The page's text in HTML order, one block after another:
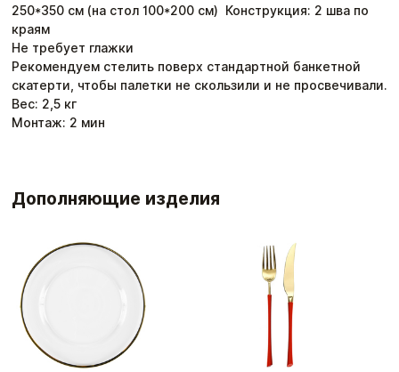
250*350 см (на стол 100*200 см) Конструкция: 2 шва по
краям
Не требует глажки
Рекомендуем стелить поверх стандартной банкетной
скатерти, чтобы палетки не скользили и не просвечивали.
Вес: 2,5 кг
Монтаж: 2 мин
Дополняющие изделия